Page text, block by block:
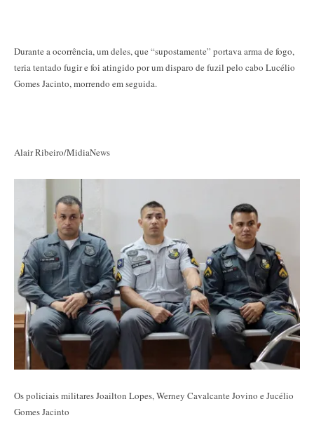
Durante a ocorrência, um deles, que “supostamente” portava arma de fogo,
teria tentado fugir e foi atingido por um disparo de fuzil pelo cabo Lucélio
Gomes Jacinto, morrendo em seguida.
Alair Ribeiro/MidiaNews
Os policiais militares Joailton Lopes, Werney Cavalcante Jovino e Jucélio
Gomes Jacinto